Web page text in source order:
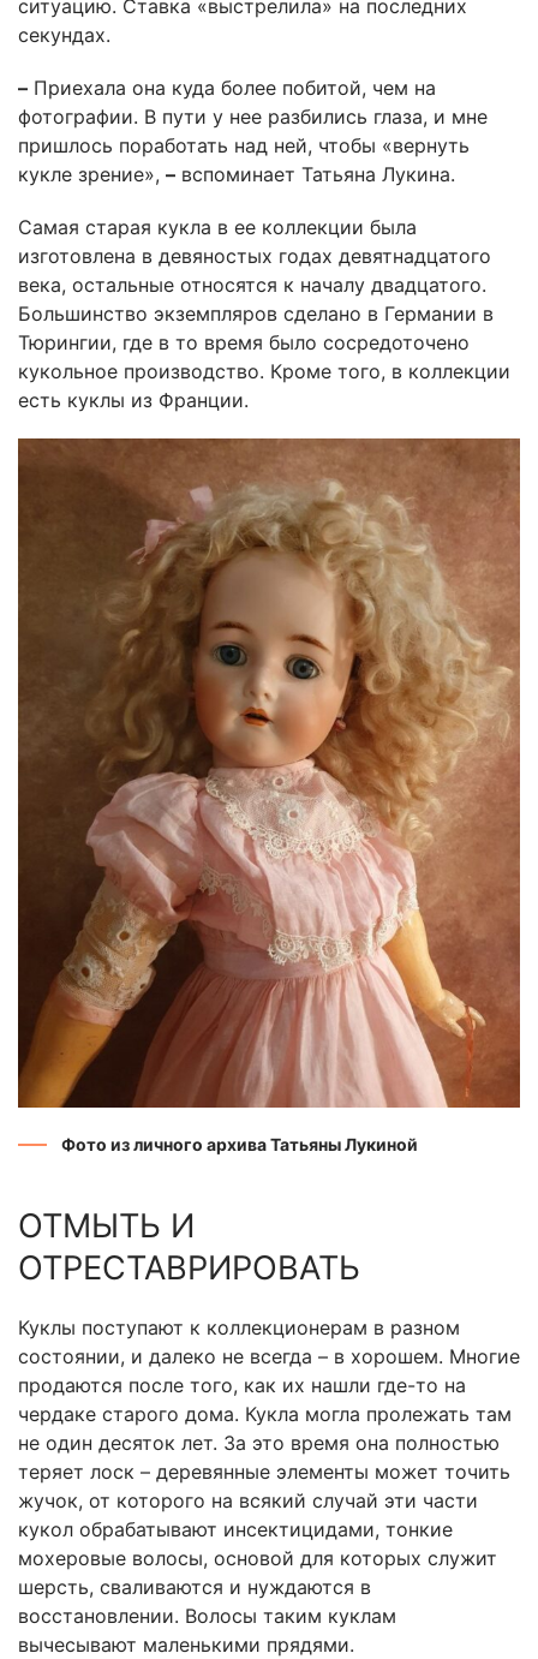
ситуацию. Ставка «выстрелила» на последних
секундах.
– Приехала она куда более побитой, чем на
фотографии. В пути у нее разбились глаза, и мне
пришлось поработать над ней, чтобы «вернуть
кукле зрение», – вспоминает Татьяна Лукина.
Самая старая кукла в ее коллекции была
изготовлена в девяностых годах девятнадцатого
века, остальные относятся к началу двадцатого.
Большинство экземпляров сделано в Германии в
Тюрингии, где в то время было сосредоточено
кукольное производство. Кроме того, в коллекции
есть куклы из Франции.
Фото из личного архива Татьяны Лукиной
ОТМЫТЬ И
ОТРЕСТАВРИРОВАТЬ
Куклы поступают к коллекционерам в разном
состоянии, и далеко не всегда – в хорошем. Многие
продаются после того, как их нашли где-то на
чердаке старого дома. Кукла могла пролежать там
не один десяток лет. За это время она полностью
теряет лоск – деревянные элементы может точить
жучок, от которого на всякий случай эти части
кукол обрабатывают инсектицидами, тонкие
мохеровые волосы, основой для которых служит
шерсть, сваливаются и нуждаются в
восстановлении. Волосы таким куклам
вычесывают маленькими прядями.